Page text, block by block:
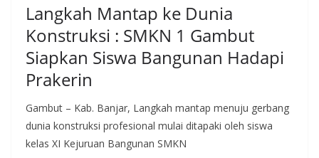
Langkah Mantap ke Dunia
Konstruksi : SMKN 1 Gambut
Siapkan Siswa Bangunan Hadapi
Prakerin
Gambut – Kab. Banjar, Langkah mantap menuju gerbang
dunia konstruksi profesional mulai ditapaki oleh siswa
kelas XI Kejuruan Bangunan SMKN